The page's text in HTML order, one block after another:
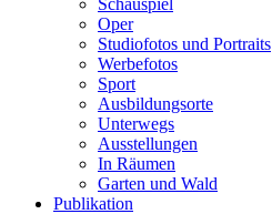
Oper
Studiofotos und Portraits
Werbefotos
Sport
Ausbildungsorte
Unterwegs
Ausstellungen
In Räumen
Garten und Wald
Publikation